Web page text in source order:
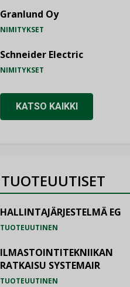
Granlund Oy
NIMITYKSET
Schneider Electric
NIMITYKSET
KATSO KAIKKI
TUOTEUUTISET
HALLINTAJÄRJESTELMÄ EG
TUOTEUUTINEN
ILMASTOINTITEKNIIKAN
RATKAISU SYSTEMAIR
TUOTEUUTINEN